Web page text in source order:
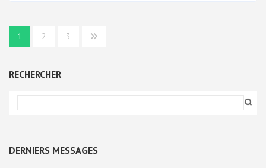
Navigation
des
articles
1 2 3
RECHERCHER
DERNIERS MESSAGES